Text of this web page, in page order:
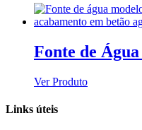
Fonte de
Ver Produto
Links úteis